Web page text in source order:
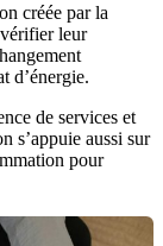
créée par la
leur
d’énergie.
de services et
s’appuie aussi sur
pour